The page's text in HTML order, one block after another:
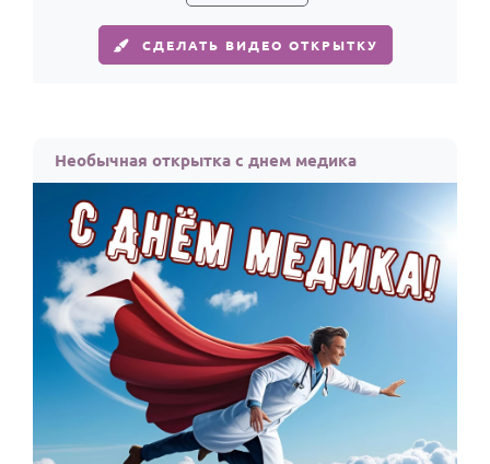
СДЕЛАТЬ ВИДЕО ОТКРЫТКУ
Необычная открытка с днем медика